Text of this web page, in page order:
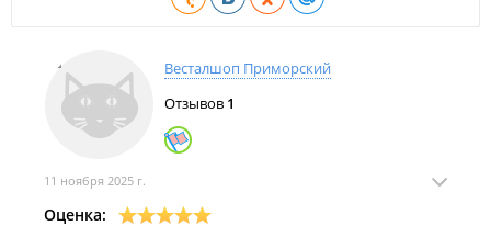
Весталшоп Приморский
Отзывов 1
11 ноября 2025 г.
Оценка: